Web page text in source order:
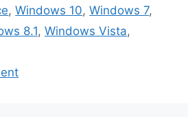
,Windows 10,Windows 7,
8.1, Windows Vista,